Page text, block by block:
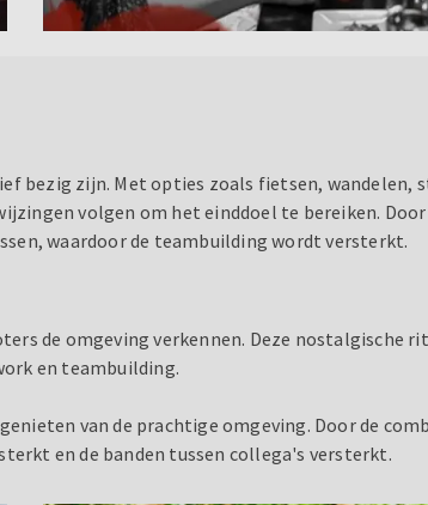
bezig zijn. Met opties zoals fietsen, wandelen,
volgen om het einddoel te bereiken.
waardoor de teambuilding wordt versterkt.
de omgeving verkennen. Deze nostalgische
en teambuilding.
van de prachtige omgeving. Door de
en de banden tussen collega's versterkt.